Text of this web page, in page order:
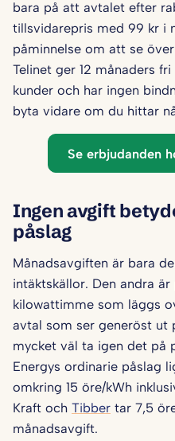
bara på att avtalet efter
tillsvidarepris med 99 kr i
påminnelse om att se
Telinet ger 12 månaders
kunder och har ingen
byta vidare om du hittar
Se erbjudanden
Ingen avgift
påslag
Månadsavgiften är bara
intäktskällor. Den andra är
kilowattimme som läggs
avtal som ser generöst ut
mycket väl ta igen det på
Energys ordinarie påslag
omkring 15 öre/kWh
Kraft och Tibber tar 7,5
månadsavgift.